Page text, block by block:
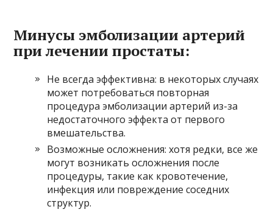
Минусы эмболизации артерий
при лечении простаты:
Не всегда эффективна: в некоторых случаях
может потребоваться повторная
процедура эмболизации артерий из-за
недостаточного эффекта от первого
вмешательства.
Возможные осложнения: хотя редки, все же
могут возникать осложнения после
процедуры, такие как кровотечение,
инфекция или повреждение соседних
структур.